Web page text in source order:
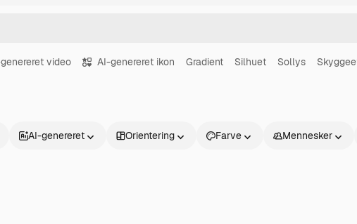
video AI-genereret ikon Gradient Silhuet Sollys
AI-genereret Orientering Farve Mennesker